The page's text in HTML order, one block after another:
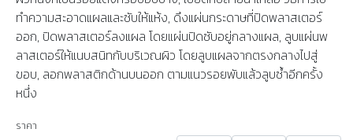
ทำความสะอาดแผลและซับให้แห้ง, ดึงแผ่นกระดาษที่ปิดพลาสเตอร์
ออก, ปิดพลาสเตอร์ลงแผล โดยแผ่นปิดซับอยู่กลางแผล, ลูบแผ่นพ
ลาสเตอร์ให้แนบสนิทกับบริเวณผิว โดยลูบแผลจากตรงกลางไปสู่
ขอบ, ลอกพลาสติกด้านบนออก ตามแนวรอยพับแล้วลูบซ้ำอีกครั้ง
หนึ่ง
ราคา